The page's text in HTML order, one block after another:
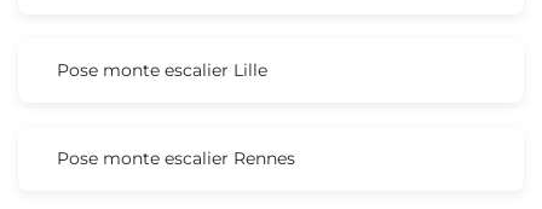
Pose monte escalier Lille
Pose monte escalier Rennes